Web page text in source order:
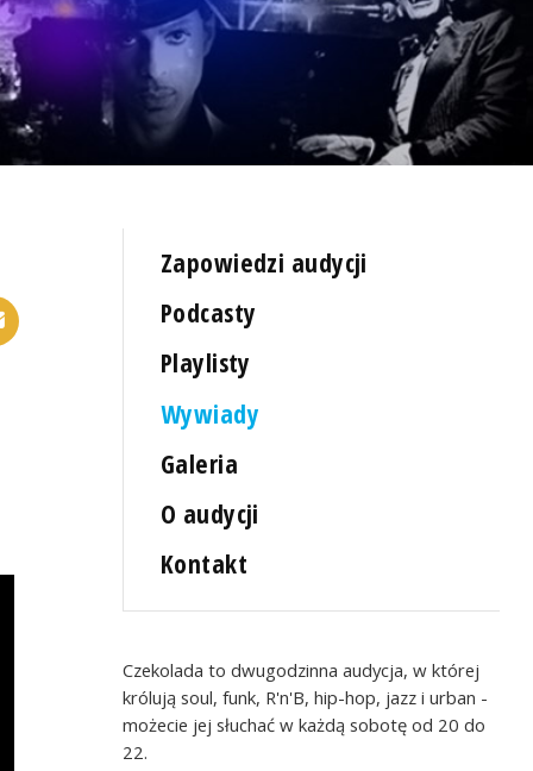
Zapowiedzi audycji
Podcasty
Playlisty
Wywiady
Galeria
O audycji
Kontakt
Czekolada to dwugodzinna audycja, w której
królują soul, funk, R'n'B, hip-hop, jazz i urban -
możecie jej słuchać w każdą sobotę od 20 do
22.